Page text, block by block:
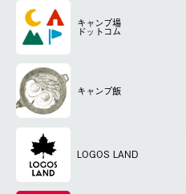
キャンプ場
ドットコム
キャンプ飯
LOGOS LAND